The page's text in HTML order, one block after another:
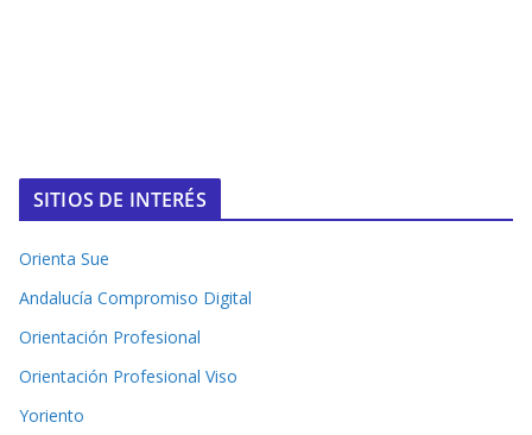
SITIOS DE INTERÉS
Orienta Sue
Andalucía Compromiso Digital
Orientación Profesional
Orientación Profesional Viso
Yoriento